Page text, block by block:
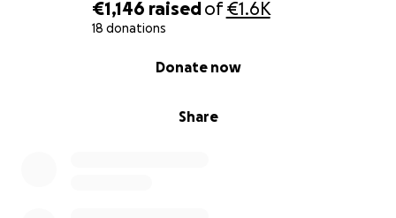
€1,146 raisedof€1.6K
18 donations
Share
Donate now